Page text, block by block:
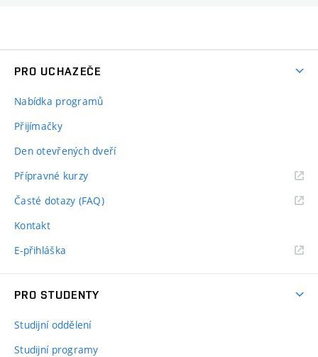
PRO UCHAZEČE
Nabídka programů
Přijímačky
Den otevřených dveří
Přípravné kurzy
Časté dotazy (FAQ)
Kontakt
E-přihláška
PRO STUDENTY
Studijní oddělení
Studijní programy